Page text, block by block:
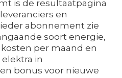
is de resultaatpagina
en
abonnement zie
soort energie,
per maand en
elektra in
bonus voor nieuwe